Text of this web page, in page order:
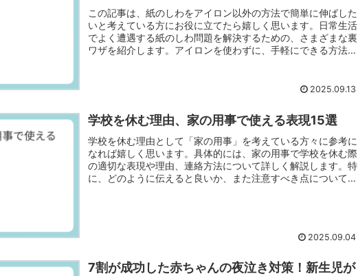
この記事は、紙のしわをアイロン以外の方法で簡単に伸ばした
いと考えている方にお役に立てたら嬉しく思います。日常生活
でよく遭遇する紙のしわ問題を解決するための、さまざまな裏
ワザを紹介します。アイロンを使わずに、手軽にできる方法を
2025.09.13
学校を休む理由、家の用事で使える表現15選
学校を休む理由として「家の用事」を考えている方々に参考に
なれば嬉しく思います。具体的には、家の用事で学校を休む際
の適切な表現や理由、連絡方法について詳しく解説します。特
に、どのように伝えると良いか、また注意すべき点についても
2025.09.04
7割が成功した赤ちゃんの夜泣き対策！新生児が